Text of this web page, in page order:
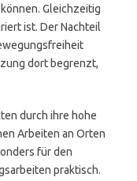
Gleichzeitig
ist. Der Nachteil
dort begrenzt,
durch ihre hohe
Arbeiten an Orten
für den
praktisch.